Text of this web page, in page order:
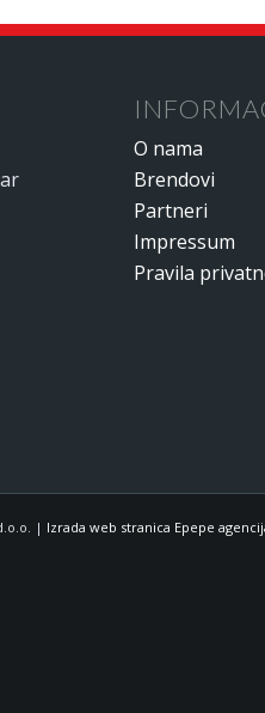
O nama
Brendovi
Partneri
Impressum
Pravila
| Izrada web stranica Epepe